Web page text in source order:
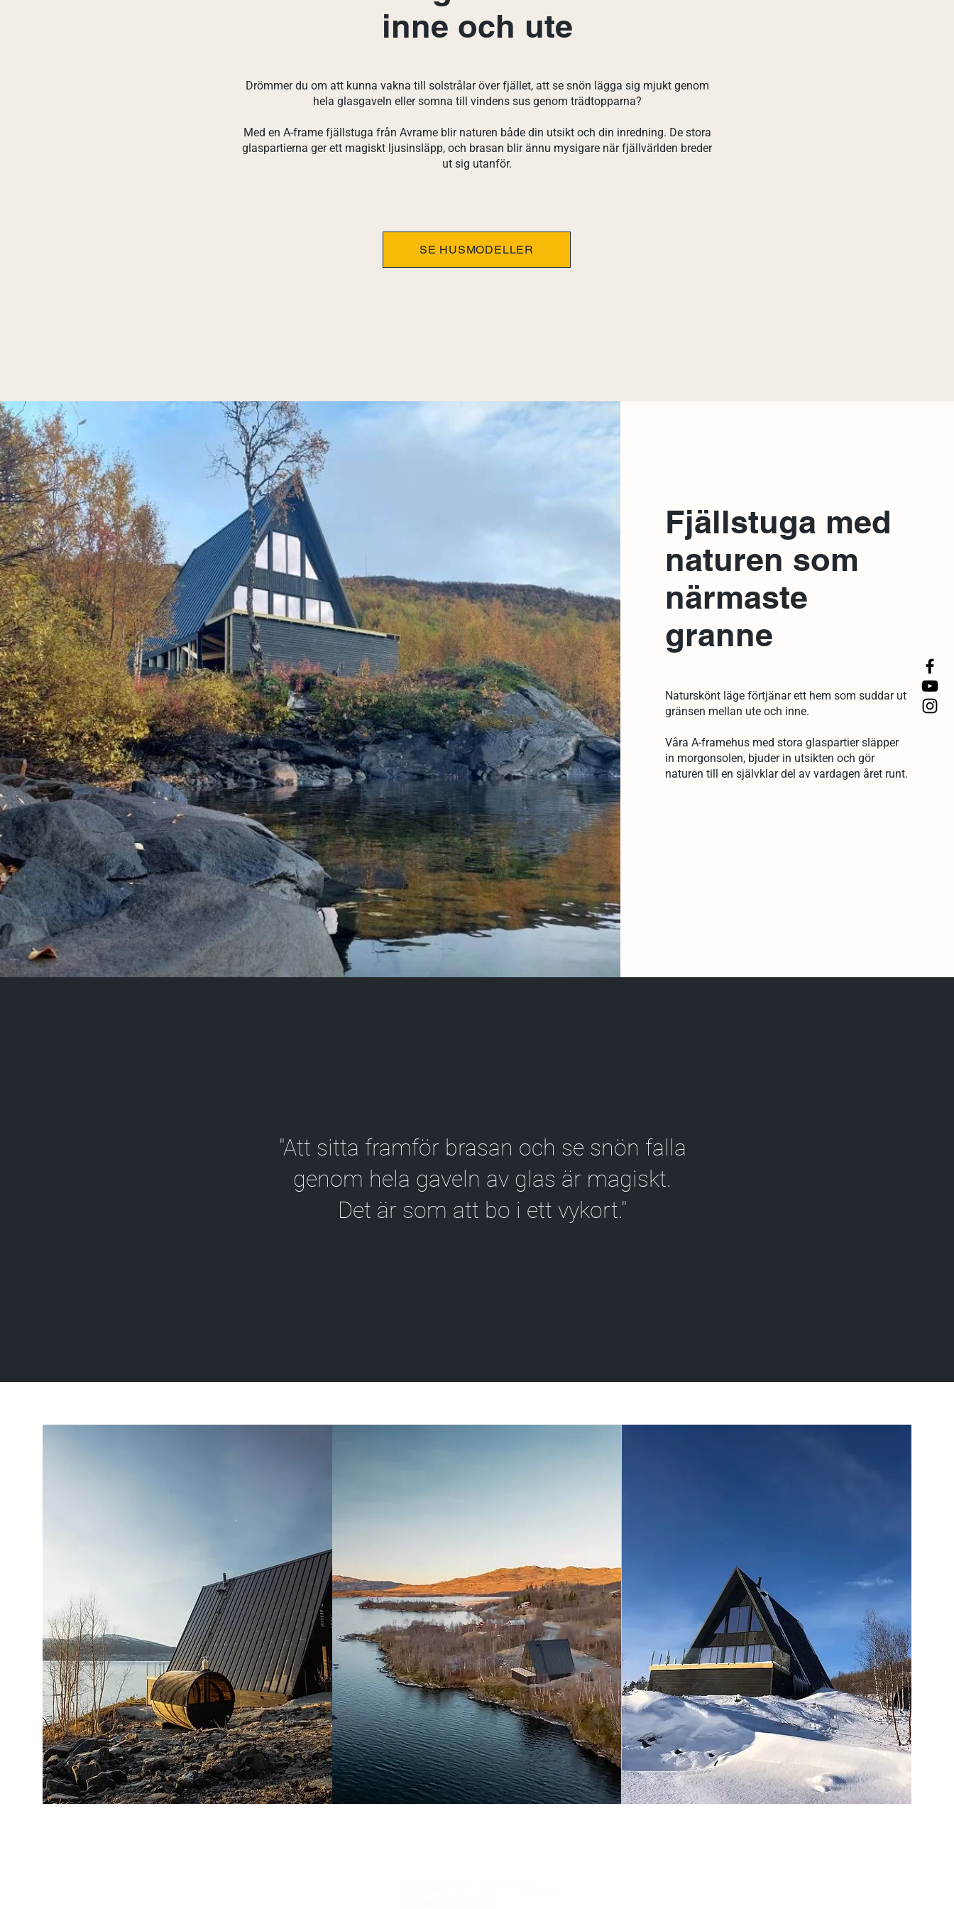
inne och ute
Drömmer du om att kunna vakna till solstrålar över fjället, att se snön lägga sig mjukt genom
hela glasgaveln eller somna till vindens sus genom trädtopparna?
Med en A-frame fjällstuga från Avrame blir naturen både din utsikt och din inredning. De stora
glaspartierna ger ett magiskt ljusinsläpp, och brasan blir ännu mysigare när fjällvärlden breder
ut sig utanför.
SE HUSMODELLER
Fjällstuga med
naturen som
närmaste
granne
Naturskönt läge förtjänar ett hem som suddar ut
gränsen mellan ute och inne.
Våra A-framehus med stora glaspartier släpper
in morgonsolen, bjuder in utsikten och gör
naturen till en självklar del av vardagen året runt.
"Att sitta framför brasan och se snön falla
genom hela gaveln av glas är magiskt.
Det är som att bo i ett vykort."